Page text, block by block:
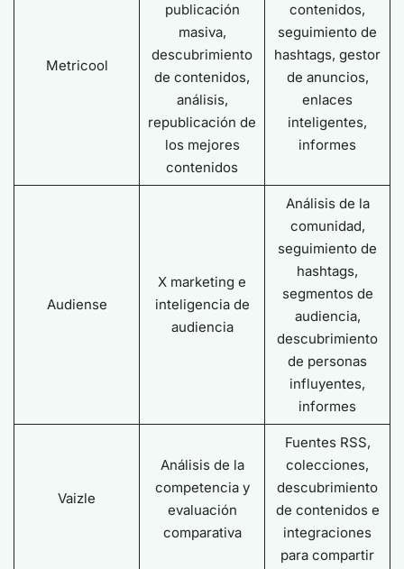
Metricool
publicación
masiva,
descubrimiento
de contenidos,
análisis,
republicación de
los mejores
contenidos
contenidos,
seguimiento de
hashtags, gestor
de anuncios,
enlaces
inteligentes,
informes
Audiense
X marketing e
inteligencia de
audiencia
Análisis de la
comunidad,
seguimiento de
hashtags,
segmentos de
audiencia,
descubrimiento
de personas
influyentes,
informes
Vaizle
Análisis de la
competencia y
evaluación
comparativa
Fuentes RSS,
colecciones,
descubrimiento
de contenidos e
integraciones
para compartir